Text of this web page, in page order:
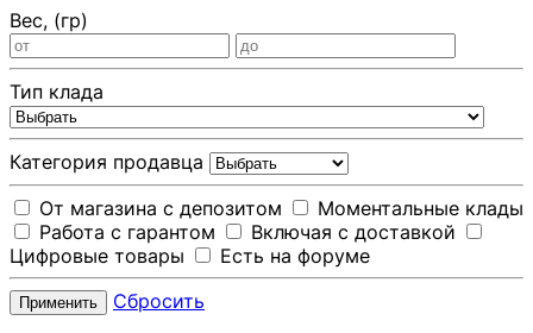
Вес, (гр)
Тип клада
Категория продавца
От магазина с депозитом
Моментальные клады
Работа с гарантом
Включая с доставкой
Цифровые товары
Есть на форуме
Применить Сбросить